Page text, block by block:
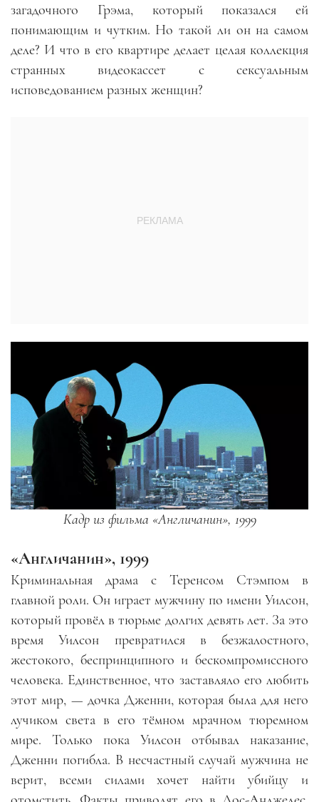
загадочного Грэма, который показался ей
понимающим и чутким. Но такой ли он на самом
деле? И что в его квартире делает целая коллекция
странных видеокассет с сексуальным
исповедованием разных женщин?
Кадр из фильма «Англичанин», 1999
«Англичанин», 1999
Криминальная драма с Теренсом Стэмпом в
главной роли. Он играет мужчину по имени Уилсон,
который провёл в тюрьме долгих девять лет. За это
время Уилсон превратился в безжалостного,
жестокого, беспринципного и бескомпромиссного
человека. Единственное, что заставляло его любить
этот мир, — дочка Дженни, которая была для него
лучиком света в его тёмном мрачном тюремном
мире. Только пока Уилсон отбывал наказание,
Дженни погибла. В несчастный случай мужчина не
верит, всеми силами хочет найти убийцу и